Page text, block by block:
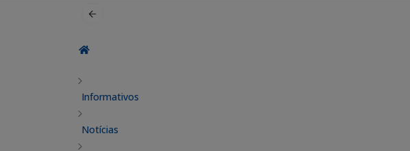
Informativos
Notícias